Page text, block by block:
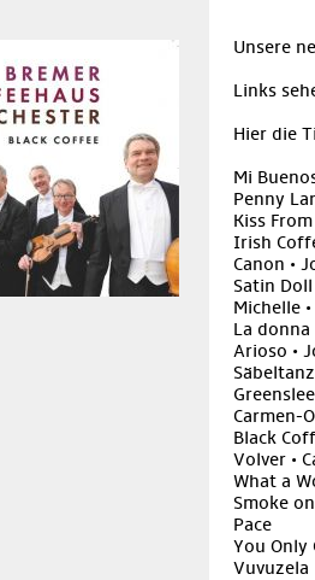
Unsere
Links
Hier die
Mi
Penny
Kiss
Irish
Canon •
Satin
Michelle
La donna
Arioso •
Carmen-
Black
Volver •
What a
Smoke
Pace
You Only
Vuvuzela